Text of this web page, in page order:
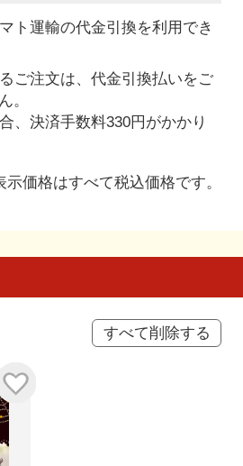
ト運輸の代金引換を利用でき
ご注文は、代金引換払いをご
。
、決済手数料330円がかかり
価格はすべて税込価格です。
すべて削除する